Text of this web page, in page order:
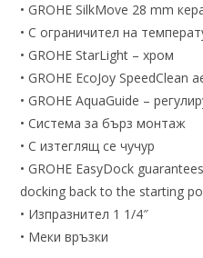
• GROHE SilkMove 28 mm
• С ограничител на
• GROHE StarLight – хром
• GROHE EcoJoy SpeedClean
• GROHE AquaGuide –
• Система за бърз монтаж
• С изтеглящ се чучур
• GROHE EasyDock
docking back to the starting
• Изпразнител 1 1/4″
• Меки връзки